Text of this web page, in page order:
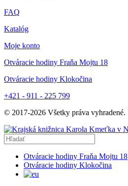
FAQ
Katalóg
Moje konto
Otváracie hodiny Fraňa Mojtu 18
Otváracie hodiny Klokočina
+421 - 911 - 225 799
© 2017-2026 Všetky práva vyhradené.
Otváracie hodiny Fraňa Mojtu 18
Otváracie hodiny Klokočina